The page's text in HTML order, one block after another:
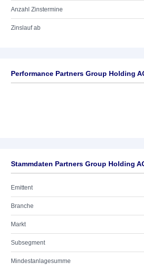
Anzahl Zinstermine
Zinslauf ab
Performance Partners Group Holding
Stammdaten Partners Group Holding
Emittent
Branche
Markt
Subsegment
Mindestanlagesumme